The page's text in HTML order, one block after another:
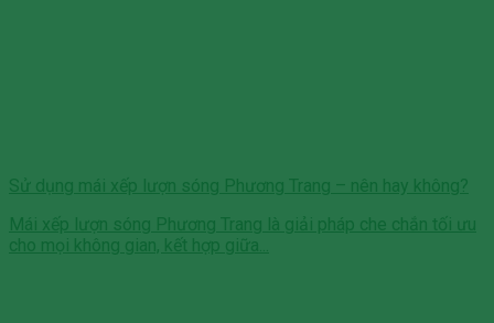
Sử dụng mái xếp lượn sóng Phương Trang – nên hay không?
Mái xếp lượn sóng Phương Trang là giải pháp che chắn tối ưu
cho mọi không gian, kết hợp giữa...